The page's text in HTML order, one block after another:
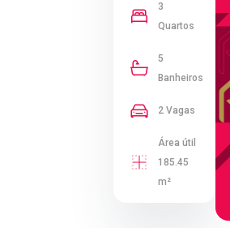
3
Quartos
5
Banheiros
2 Vagas
Área útil
185.45
m²